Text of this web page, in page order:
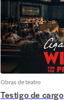
Obras de teatro
Testigo de cargo